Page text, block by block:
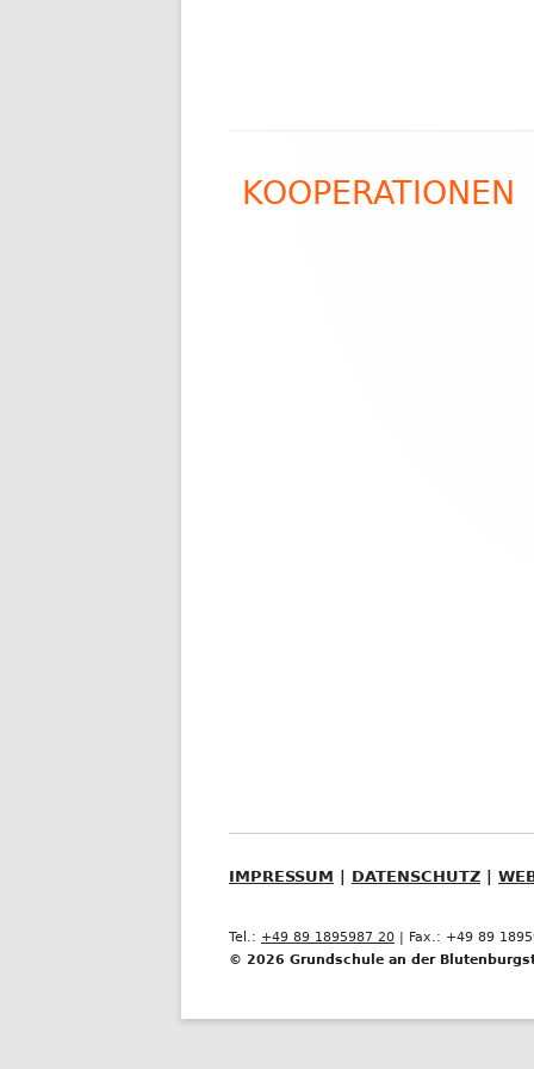
Inhalt
KOOPERATIONEN
IMPRESSUM | DATENSCHUTZ |
Tel.: +49 89 1895987 20 | Fax.: +49 89
© 2026 Grundschule an der